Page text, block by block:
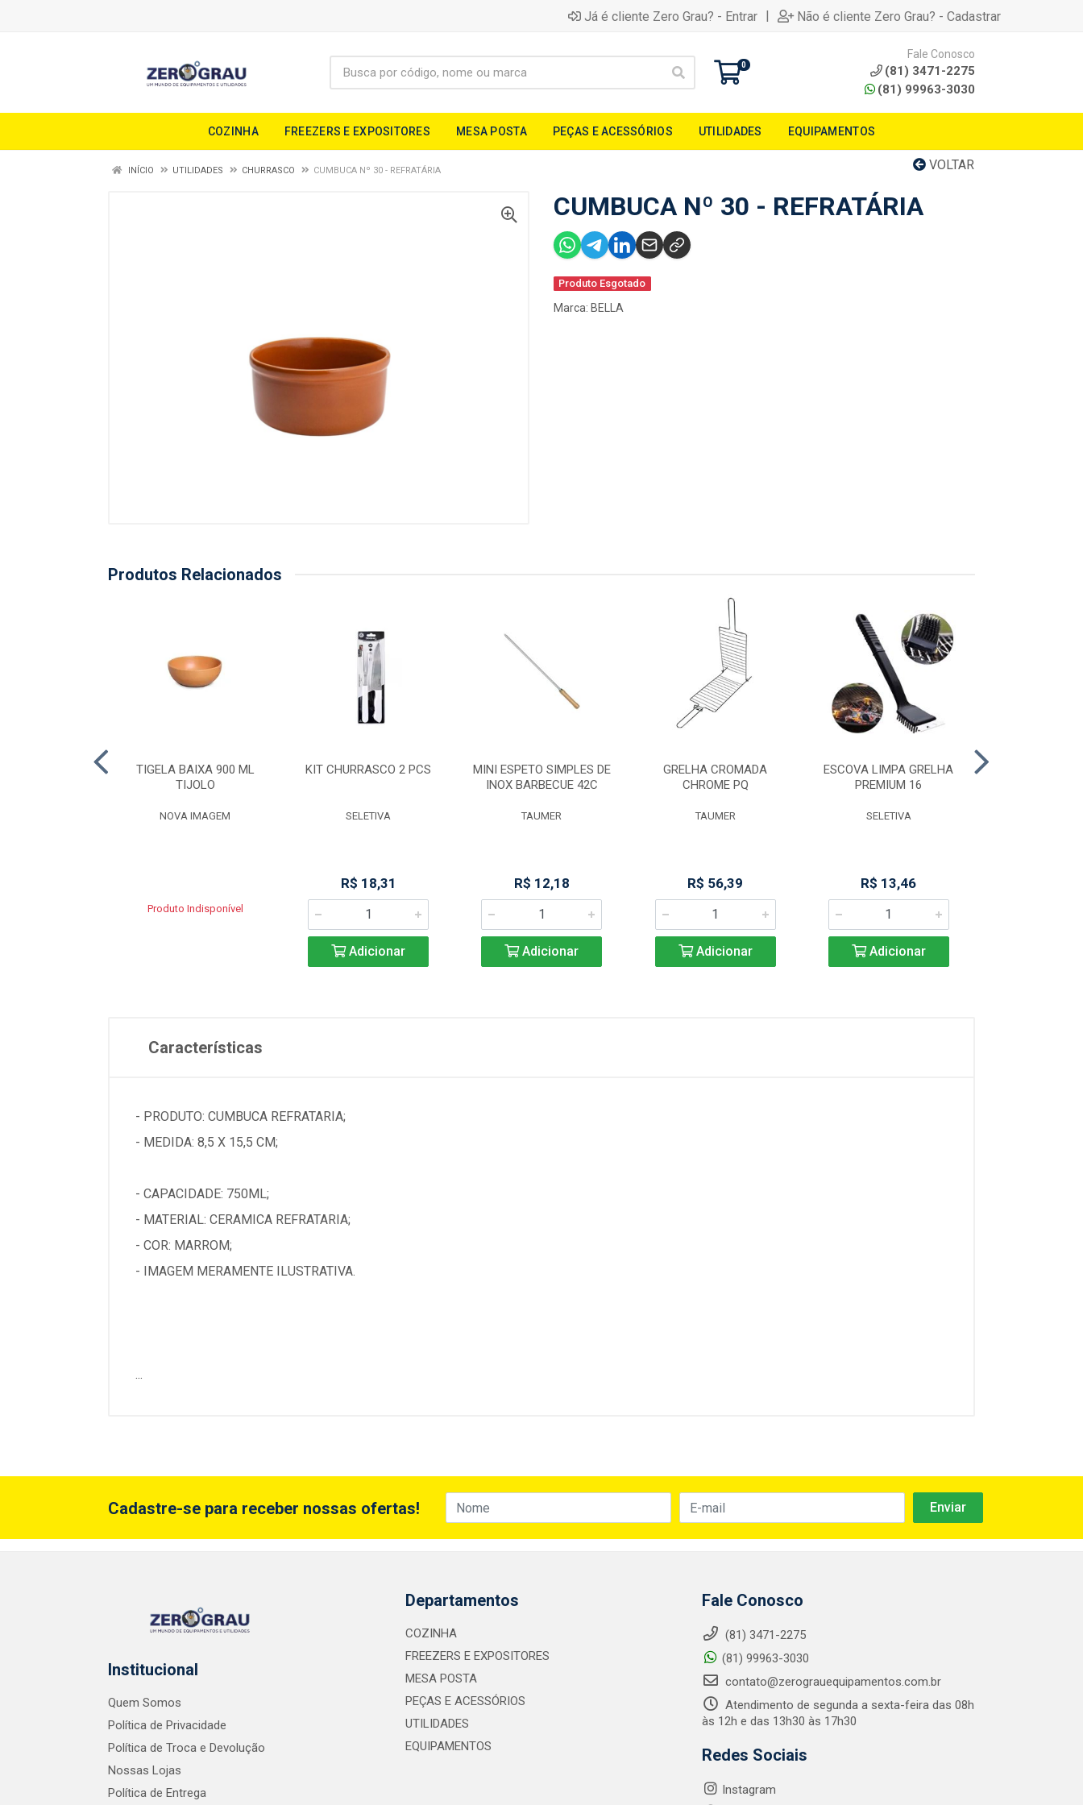
Já é cliente Zero Grau? - Entrar | Não é cliente Zero Grau? - Cadastrar
0
Fale Conosco
(81) 3471-2275
(81) 99963-3030
COZINHA FREEZERS E EXPOSITORES MESA POSTA PEÇAS E ACESSÓRIOS UTILIDADES EQUIPAMENTOS
VOLTAR
INÍCIO UTILIDADES CHURRASCO CUMBUCA Nº 30 - REFRATÁRIA
CUMBUCA Nº 30 - REFRATÁRIA
Produto Esgotado
Marca: BELLA
Produtos Relacionados
TIGELA BAIXA 900 ML
TIJOLO
NOVA IMAGEM
Produto Indisponível
KIT CHURRASCO 2 PCS
SELETIVA
R$ 18,31
Adicionar
MINI ESPETO SIMPLES DE
INOX BARBECUE 42C
TAUMER
R$ 12,18
Adicionar
GRELHA CROMADA
CHROME PQ
TAUMER
R$ 56,39
Adicionar
ESCOVA LIMPA GRELHA
PREMIUM 16
SELETIVA
R$ 13,46
Adicionar
Características
- PRODUTO: CUMBUCA REFRATARIA;
- MEDIDA: 8,5 X 15,5 CM;
- CAPACIDADE: 750ML;
- MATERIAL: CERAMICA REFRATARIA;
- COR: MARROM;
- IMAGEM MERAMENTE ILUSTRATIVA.
...
Cadastre-se para receber nossas ofertas!
Institucional
Quem Somos
Política de Privacidade
Política de Troca e Devolução
Nossas Lojas
Política de Entrega
Departamentos
COZINHA
FREEZERS E EXPOSITORES
MESA POSTA
PEÇAS E ACESSÓRIOS
UTILIDADES
EQUIPAMENTOS
Fale Conosco
(81) 3471-2275
(81) 99963-3030
contato@zerograuequipamentos.com.br
Atendimento de segunda a sexta-feira das 08h
às 12h e das 13h30 às 17h30
Redes Sociais
Instagram